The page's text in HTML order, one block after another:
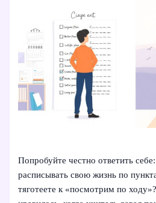
Попробуйте честно ответить
расписывать свою жизнь по
тяготеете к «посмотрим по